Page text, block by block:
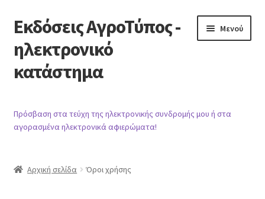
Απευθείας
μετάβαση
στην
πλοήγηση
Μετάβαση
σε
περιεχόμενο
Εκδόσεις ΑγροΤύπος -
ηλεκτρονικό
κατάστημα
Μενού
Προϊόντα
Πρόσβαση στα τεύχη της ηλεκτρονικής συνδρομής μου ή στα
αγορασμένα ηλεκτρονικά αφιερώματα!
Αρχική σελίδα Όροι χρήσης